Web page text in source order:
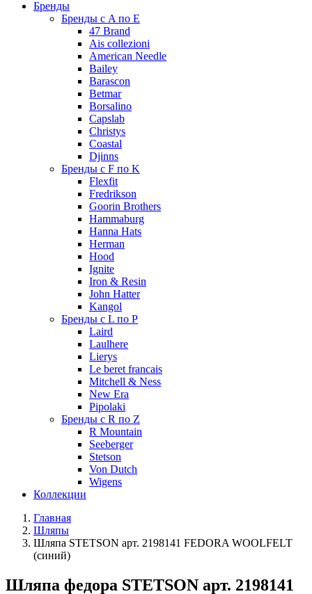
Бренды
Бренды с A по E
47 Brand
Ais collezioni
American Needle
Bailey
Barascon
Betmar
Borsalino
Capslab
Christys
Coastal
Djinns
Бренды с F по K
Flexfit
Fredrikson
Goorin Brothers
Hammaburg
Hanna Hats
Herman
Hood
Ignite
Iron & Resin
John Hatter
Kangol
Бренды с L по P
Laird
Laulhere
Lierys
Le beret francais
Mitchell & Ness
New Era
Pipolaki
Бренды с R по Z
R Mountain
Seeberger
Stetson
Von Dutch
Wigens
Коллекции
Главная
Шляпы
Шляпа STETSON арт. 2198141 FEDORA WOOLFELT
(синий)
Шляпа федора STETSON арт. 2198141